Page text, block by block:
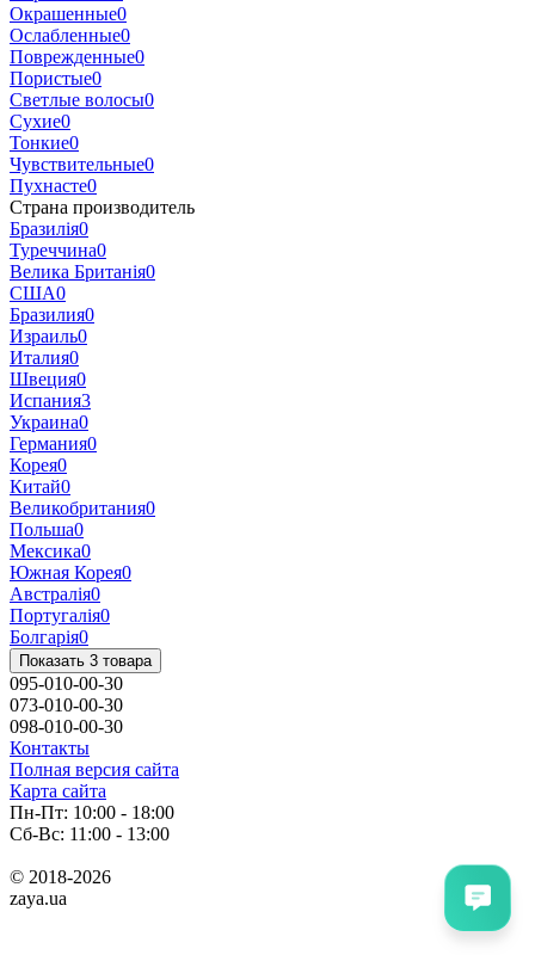
Окрашенные0
Ослабленные0
Поврежденные0
Пористые0
Светлые волосы0
Сухие0
Тонкие0
Чувствительные0
Пухнасте0
Страна производитель
Бразилія0
Туреччина0
Велика Британія0
США0
Бразилия0
Израиль0
Италия0
Швеция0
Испания3
Украина0
Германия0
Корея0
Китай0
Великобритания0
Польша0
Мексика0
Южная Корея0
Австралія0
Португалія0
Болгарія0
Показать 3 товара
095-010-00-30
073-010-00-30
098-010-00-30
Контакты
Полная версия сайта
Карта сайта
Пн-Пт: 10:00 - 18:00
Сб-Вс: 11:00 - 13:00
© 2018-2026
zaya.ua